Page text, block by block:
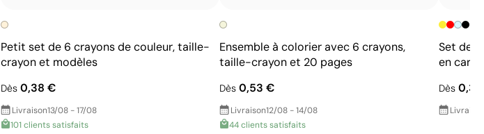
Petit set de 6 crayons de couleur, taille-
crayon et modèles
Dès0,38 €
Livraison13/08 - 17/08
101 clients satisfaits
Ensemble à colorier avec 6 crayons,
taille-crayon et 20 pages
Dès 0,53 €
Livraison12/08 - 14/08
44 clients satisfaits
Set de
en
Dès 0,31